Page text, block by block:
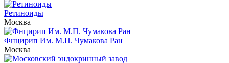
Ретиноиды
Москва
Фнцирип Им. М.П. Чумакова Ран
Москва